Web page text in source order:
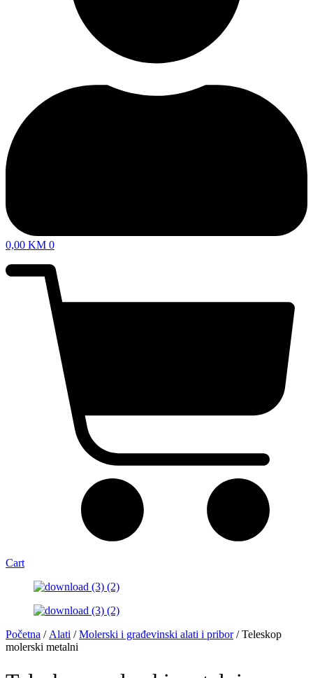
0,00 KM 0
Cart
Početna / Alati /Molerski i građevinski alati i pribor/ Teleskop
molerski metalni